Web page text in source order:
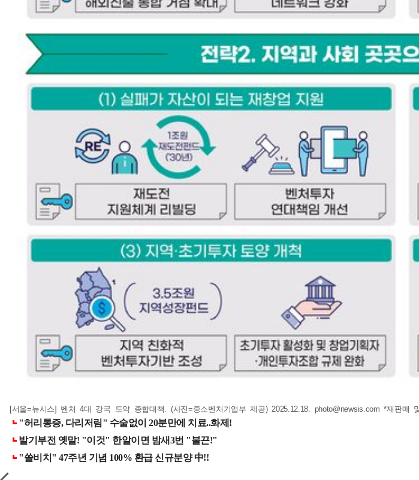
[서울=뉴시스] 벤처 4대 강국 도약 종합대책. (사진=중소벤처기업부 제공) 2025.12.18. photo@newsis.com *재판매